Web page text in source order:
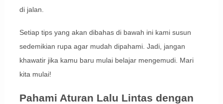
di jalan.
Setiap tips yang akan dibahas di bawah ini kami susun
sedemikian rupa agar mudah dipahami. Jadi, jangan
khawatir jika kamu baru mulai belajar mengemudi. Mari
kita mulai!
Pahami Aturan Lalu Lintas dengan